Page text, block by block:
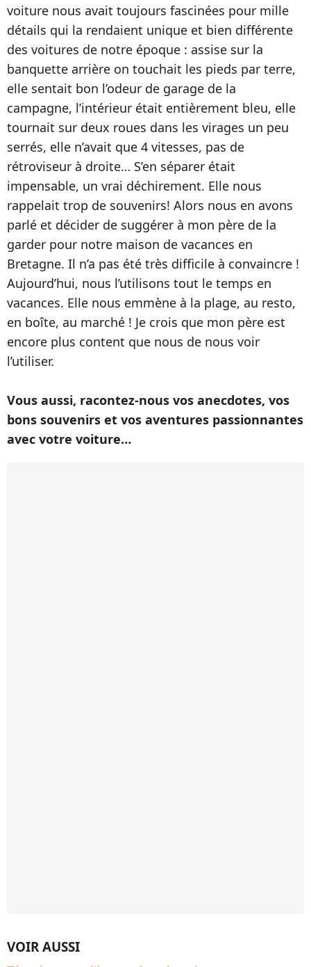
voiture nous avait toujours fascinées pour mille
détails qui la rendaient unique et bien différente
des voitures de notre époque : assise sur la
banquette arrière on touchait les pieds par terre,
elle sentait bon l’odeur de garage de la
campagne, l’intérieur était entièrement bleu, elle
tournait sur deux roues dans les virages un peu
serrés, elle n’avait que 4 vitesses, pas de
rétroviseur à droite… S’en séparer était
impensable, un vrai déchirement. Elle nous
rappelait trop de souvenirs! Alors nous en avons
parlé et décider de suggérer à mon père de la
garder pour notre maison de vacances en
Bretagne. Il n’a pas été très difficile à convaincre !
Aujourd’hui, nous l’utilisons tout le temps en
vacances. Elle nous emmène à la plage, au resto,
en boîte, au marché ! Je crois que mon père est
encore plus content que nous de nous voir
l’utiliser.
Vous aussi, racontez-nous vos anecdotes, vos
bons souvenirs et vos aventures passionnantes
avec votre voiture…
VOIR AUSSI